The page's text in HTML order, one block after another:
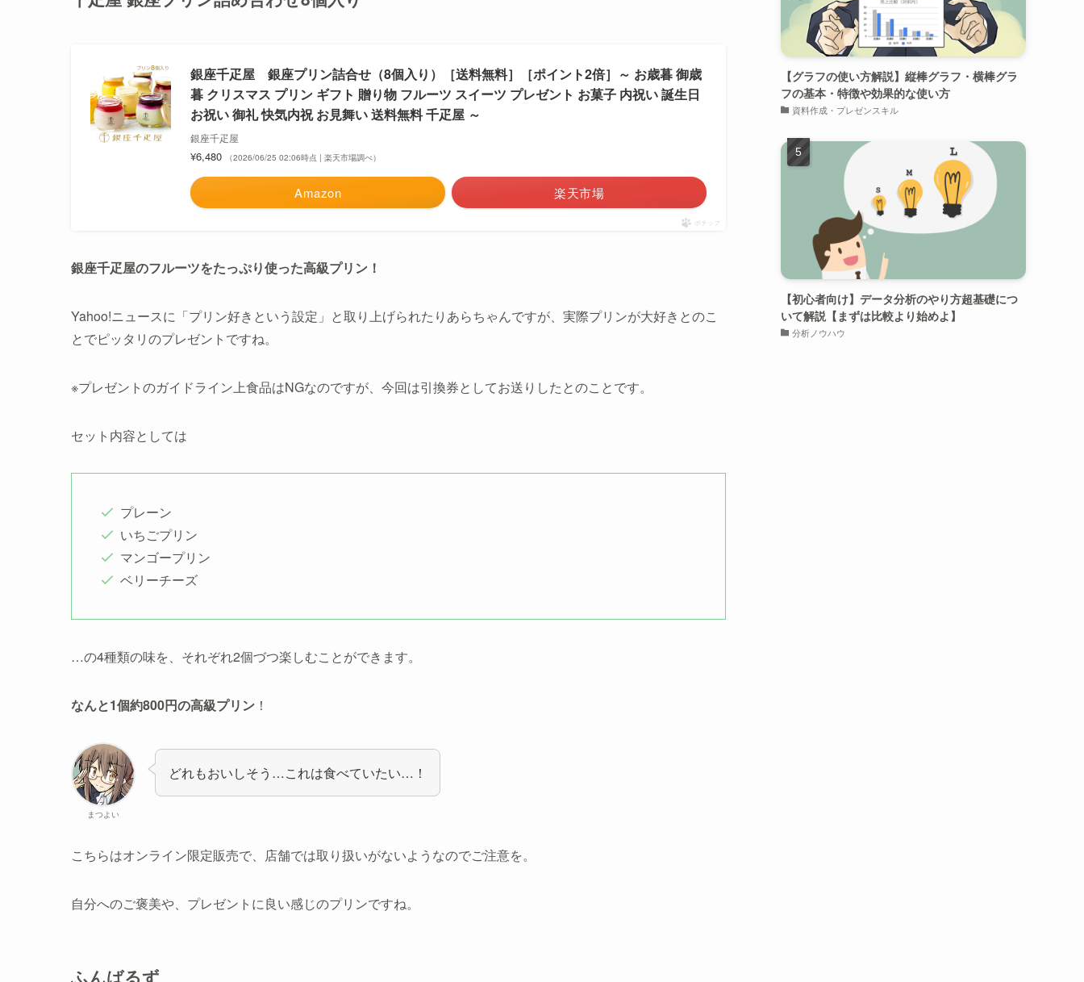
銀座千疋屋 銀座プリン詰合せ（8個入り）［送料無料］［ポイント2倍］～ お歳暮 御歳
暮 クリスマス プリン ギフト 贈り物 フルーツ スイーツ プレゼント お菓子 内祝い 誕生日
お祝い 御礼 快気内祝 お見舞い 送料無料 千疋屋 ～
銀座千疋屋
¥6,480 （2026/06/25 02:06時点 | 楽天市場調べ）
Amazon 楽天市場
ポチップ
銀座千疋屋のフルーツをたっぷり使った高級プリン！
Yahoo!ニュースに「プリン好きという設定」と取り上げられたりあらちゃんですが、実際プリンが大好きとのこ
とでピッタリのプレゼントですね。
※プレゼントのガイドライン上食品はNGなのですが、今回は引換券としてお送りしたとのことです。
セット内容としては
プレーン
いちごプリン
マンゴープリン
ベリーチーズ
…の4種類の味を、それぞれ2個づつ楽しむことができます。
なんと1個約800円の高級プリン ！
まつよい
どれもおいしそう…これは食べていたい…！
こちらはオンライン限定販売で、店舗では取り扱いがないようなのでご注意を。
自分へのご褒美や、プレゼントに良い感じのプリンですね。
ふんばるず
【グラフの使い方解説】縦棒グラフ・横棒グラ
フの基本・特徴や効果的な使い方
資料作成・プレゼンスキル
【初心者向け】データ分析のやり方超基礎につ
いて解説【まずは比較より始めよ】
分析ノウハウ